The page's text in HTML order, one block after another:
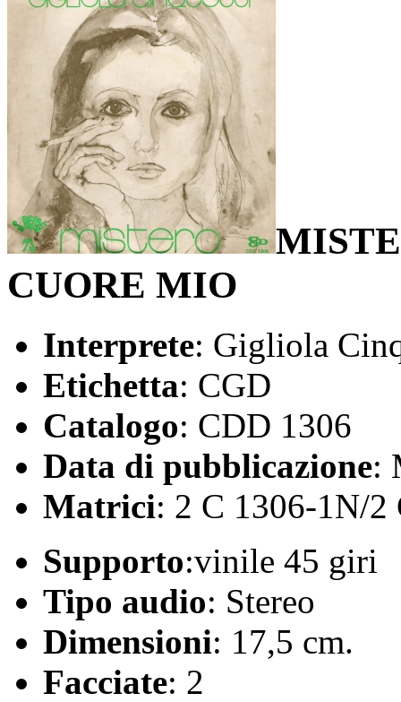
CUORE MIO
Interprete: Gigliola
Etichetta: CGD
Catalogo: CDD 1306
Data di pubblicazione:
Matrici: 2 C 1306-1N/2
Supporto:vinile 45 giri
Tipo audio: Stereo
Dimensioni: 17,5 cm.
Facciate: 2